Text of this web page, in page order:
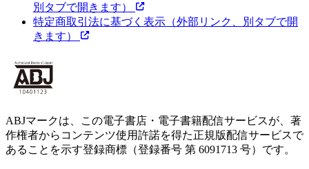
別タブで開きます）
特定商取引法に基づく表示 （外部リンク、別タブで開
きます）
ABJマークは、この電子書店・電子書籍配信サービスが、著
作権者からコンテンツ使用許諾を得た正規版配信サービスで
あることを示す登録商標（登録番号 第 6091713 号）です。